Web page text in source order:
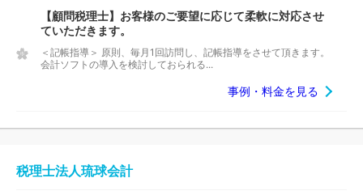
【顧問税理士】お客様のご要望に応じて柔軟に対応させ
ていただきます。
＜記帳指導＞ 原則、毎月1回訪問し、記帳指導をさせて頂きます。
会計ソフトの導入を検討しておられる...
事例・料金を見る
税理士法人琉球会計